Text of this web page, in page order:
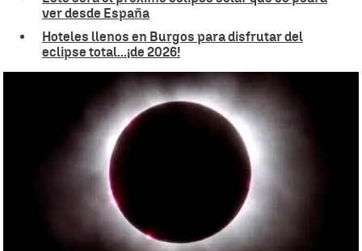
ver desde España
Hoteles llenos en Burgos para disfrutar del
eclipse total...¡de 2026!